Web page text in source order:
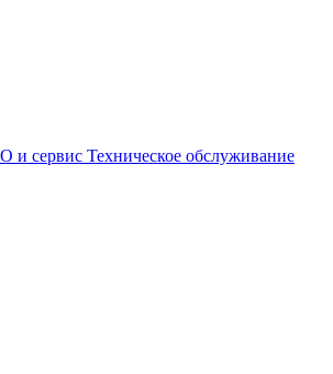
и сервис Техническое обслуживание